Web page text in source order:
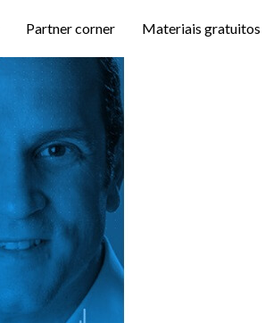
Partner corner Materiais gratuitos